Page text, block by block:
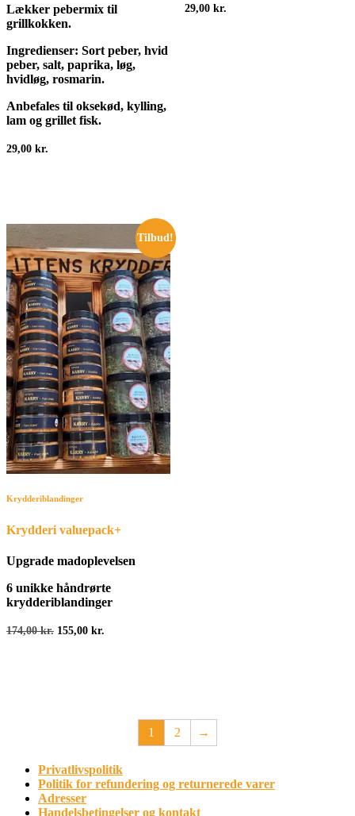
Lækker pebermix til
grillkokken.
Ingredienser: Sort peber, hvid
peber, salt, paprika, løg,
hvidløg, rosmarin.
Anbefales til oksekød, kylling,
lam og grillet fisk.
29,00 kr.
29,00 kr.
Tilbud!
Krydderiblandinger
Krydderi valuepack+
Upgrade madoplevelsen
6 unikke håndrørte
krydderiblandinger
174,00kr. Den
155,00 kr.
1 2 →
Privatlivspolitik
Politik for refundering og returnerede varer
Adresser
Handelsbetingelser og kontakt